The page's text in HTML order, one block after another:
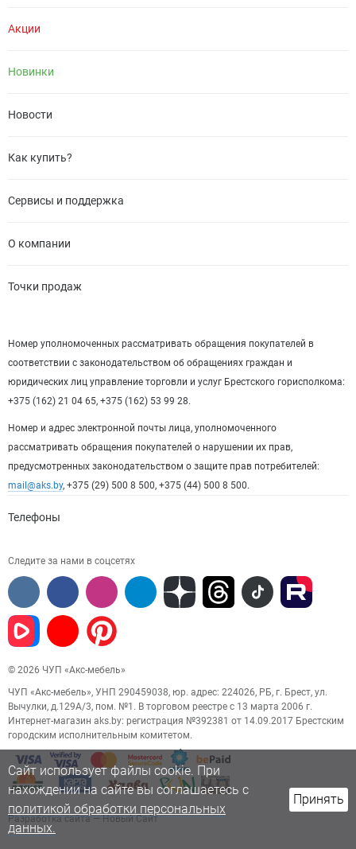
Акции
Новинки
Новости
Как купить?
Сервисы и поддержка
О компании
Точки продаж
Номер уполномоченных рассматривать обращения покупателей в
соответствии с законодательством об обращениях граждан и
юридических лиц управление торговли и услуг Брестского горисполкома:
+375 (162) 21 04 65, +375 (162) 53 99 28.
Номер и адрес электронной почты лица, уполномоченного
рассматривать обращения покупателей о нарушении их прав,
предусмотренных законодательством о защите прав потребителей:
mail@aks.by, +375 (29) 500 8 500, +375 (44) 500 8 500.
Телефоны
Следите за нами в соцсетях
© 2026 ЧУП «Акс-мебель»
ЧУП «Акс-мебель», УНП 290459038, юр. адрес: 224026, РБ, г. Брест, ул.
Вычулки, д.129А/3, пом. №1. В торговом реестре с 13 марта 2006 г.
Интернет-магазин aks.by: регистрация №392381 от 14.09.2017 Брестским
городским исполнительным комитетом.
Разработка сайта— Новый Сайт
Сайт использует файлы cookie. При
нахождении на сайте вы соглашаетесь с
политикой обработки персональных
данных.
Принять